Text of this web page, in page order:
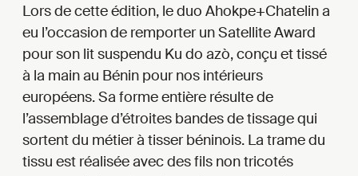
Lors de cette édition, le duo Ahokpe+Chatelin a
eu l’occasion de remporter un Satellite Award
pour son lit suspendu Ku do azò, conçu et tissé
à la main au Bénin pour nos intérieurs
européens. Sa forme entière résulte de
l’assemblage d’étroites bandes de tissage qui
sortent du métier à tisser béninois. La trame du
tissu est réalisée avec des fils non tricotés